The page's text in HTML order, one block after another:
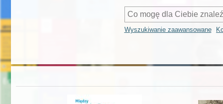
Wyszukiwanie zaawansowane